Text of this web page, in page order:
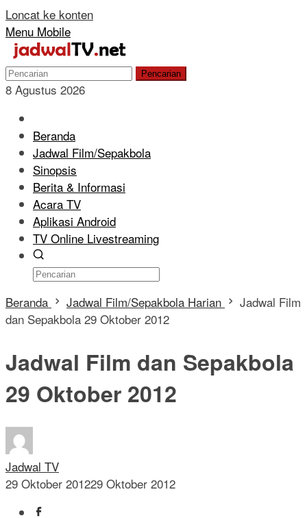
Loncat ke konten
Menu Mobile
Pencarian
8 Agustus 2026
Beranda
Jadwal Film/Sepakbola
Sinopsis
Berita & Informasi
Acara TV
Aplikasi Android
TV Online Livestreaming
Beranda Jadwal Film/Sepakbola Harian
Jadwal Film
dan Sepakbola 29 Oktober 2012
Jadwal Film dan Sepakbola
29 Oktober 2012
Jadwal TV
29 Oktober 201229 Oktober 2012